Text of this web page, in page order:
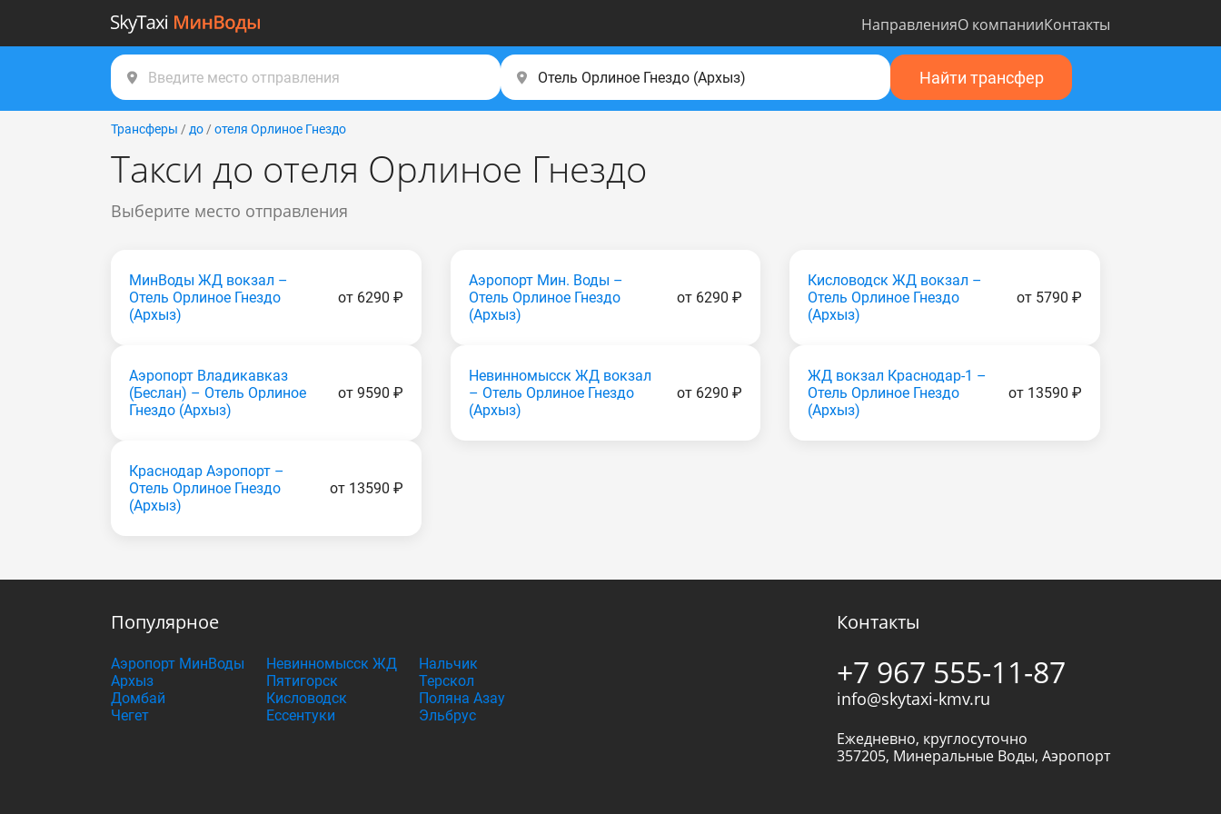
НаправленияО компанииКонтакты
Найти трансфер
Трансферы / до / отеля Орлиное Гнездо
Такси до отеля Орлиное Гнездо
Выберите место отправления
МинВоды ЖД вокзал –
Отель Орлиное Гнездо
(Apxыз)
от 6290 ₽
Аэропорт Мин. Воды –
Отель Орлиное Гнездо
(Apxыз)
от 6290 ₽
Кисловодск ЖД вокзал –
Отель Орлиное Гнездо
(Apxыз)
от 5790 ₽
Аэропорт Владикавказ
(Беслан) – Отель Орлиное
Гнездо (Apxыз)
от 9590 ₽
Невинномысск ЖД вокзал
– Отель Орлиное Гнездо
(Apxыз)
от 6290 ₽
ЖД вокзал Краснодар-1 –
Отель Орлиное Гнездо
(Apxыз)
от 13590 ₽
Краснодар Аэропорт –
Отель Орлиное Гнездо
(Apxыз)
от 13590 ₽
Популярное
Аэропорт МинВоды
Архыз
Домбай
Чегет
Невинномысск ЖД
Пятигорск
Кисловодск
Ессентуки
Нальчик
Терскол
Поляна Азау
Эльбрус
Контакты
+7 967 555-11-87
info@skytaxi-kmv.ru
Ежедневно, круглосуточно
357205, Минеральные Воды, Аэропорт